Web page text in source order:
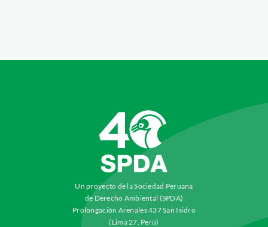
Un proyecto de la Sociedad Peruana
de Derecho Ambiental (SPDA)
Prolongación Arenales 437 San Isidro
(Lima 27, Perú)